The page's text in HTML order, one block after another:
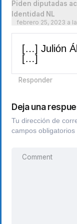
Piden diputadas
Identidad NL
febrero 25, 2023 a
[…] Julión
[…]
Responder
Deja una
Tu dirección de
campos